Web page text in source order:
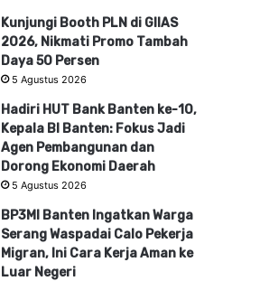
Kunjungi Booth PLN di GIIAS
2026, Nikmati Promo Tambah
Daya 50 Persen
5 Agustus 2026
Hadiri HUT Bank Banten ke-10,
Kepala BI Banten: Fokus Jadi
Agen Pembangunan dan
Dorong Ekonomi Daerah
5 Agustus 2026
BP3MI Banten Ingatkan Warga
Serang Waspadai Calo Pekerja
Migran, Ini Cara Kerja Aman ke
Luar Negeri